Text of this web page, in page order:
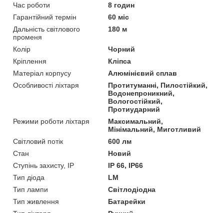
Час роботи
8 годин
Гарантійний термін
60 міс
Дальність світлового
променя
180 м
Колір
Чорний
Кріплення
Кліпса
Матеріал корпусу
Алюмінієвий сплав
Особливості ліхтаря
Протитуманні, Пилостійкий,
Водонепроникний,
Вологостійкий,
Протиударний
Режими роботи ліхтаря
Максимальний,
Мінімальний, Миготливий
Світловий потік
600 лм
Стан
Новий
Ступінь захисту, IP
IP 66, IP66
Тип діода
LM
Тип лампи
Світлодіодна
Тип живлення
Батарейки